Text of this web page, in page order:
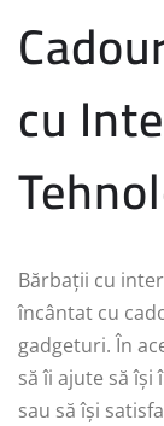
cu
Bărbații cu
încântat cu
gadgeturi. În
să îi ajute să
sau să își